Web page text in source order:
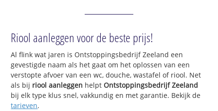
Riool aanleggen voor de beste prijs!
Al flink wat jaren is Ontstoppingsbedrijf Zeeland een
gevestigde naam als het gaat om het oplossen van een
verstopte afvoer van een wc, douche, wastafel of riool. Net
als bij riool aanleggen helptOntstoppingsbedrijf Zeeland
bij elk type klus snel, vakkundig en met garantie. Bekijk de
tarieven.